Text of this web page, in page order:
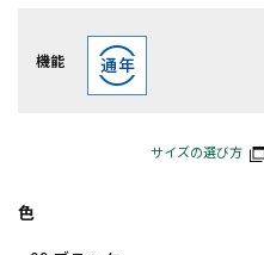
機能
サイズの選び方
色